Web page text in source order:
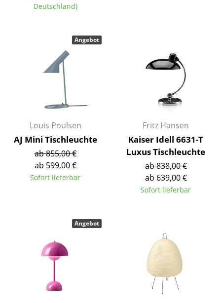
Regale & Schränke
Bücherregale
Wandregale
TV Möbel
Beistell- & Rollcontainer
Barmöbel
... alle Aufbewahrungsmöbel
Deutschland)
Louis Poulsen
AJ Mini Tischleuchte
ab 855,00 €
ab 599,00 €
Sofort lieferbar
Angebot
Fritz Hansen
Kaiser Idell 6631-T
Luxus Tischleuchte
ab 838,00 €
ab 639,00 €
Sofort lieferbar
Angebot